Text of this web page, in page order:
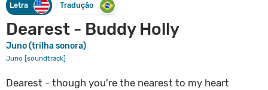
Letra Tradução
Dearest - Buddy Holly
Juno (trilha sonora)
Juno [soundtrack]
Dearest - though you're the nearest to my heart